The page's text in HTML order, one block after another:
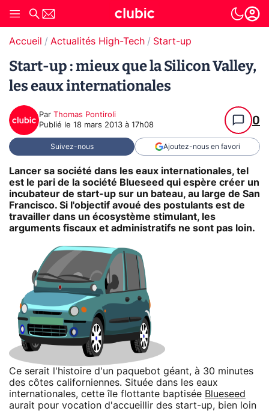
Accueil Actualités High-Tech Start-up
Start-up : mieux que la Silicon Valley,
les eaux internationales
Par Thomas Pontiroli
Publié le 18 mars 2013 à 17h08 0
Suivez-nous Ajoutez-nous en favori
Lancer sa société dans les eaux internationales, tel
est le pari de la société Blueseed qui espère créer un
incubateur de start-up sur un bateau, au large de San
Francisco. Si l'objectif avoué des postulants est de
travailler dans un écosystème stimulant, les
arguments fiscaux et administratifs ne sont pas loin.
Ce serait l'histoire d'un paquebot géant, à 30 minutes
des côtes californiennes. Située dans les eaux
internationales, cette île flottante baptisée Blueseed
aurait pour vocation d'accueillir des start-up, bien loin